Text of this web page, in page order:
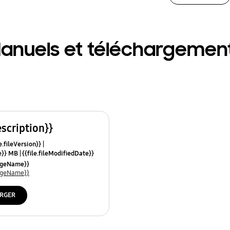
et
MB {{file.fileModifiedDate}}